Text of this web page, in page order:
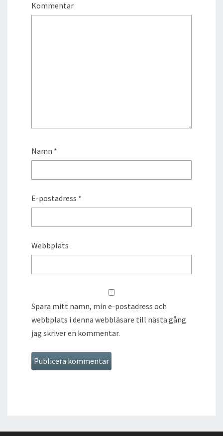
Kommentar
Namn *
E-postadress *
Webbplats
Spara mitt namn, min e-postadress och
webbplats i denna webbläsare till nästa gång
jag skriver en kommentar.